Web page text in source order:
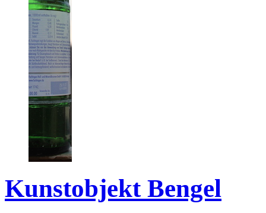
Kunstobjekt Bengel